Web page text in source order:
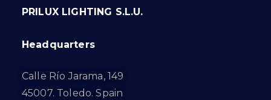
PRILUX LIGHTING S.L.U.
Headquarters
Calle Río Jarama, 149
45007. Toledo. Spain